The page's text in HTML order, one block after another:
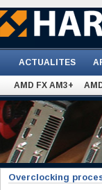
ACTUALITES
AMD FX AM3+
Overclocking